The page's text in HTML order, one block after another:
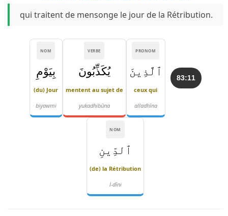
qui traitent de mensonge le jour de la Rétribution.
83:11
PRONOM
ٱلَّذِينَ
ceux qui
alladhīna
VERBE
يُكَذِّبُونَ
mentent au sujet de
yukadhibūna
NOM
بِيَوْمِ
(du) Jour
biyawmi
NOM
ٱلدِّينِ
(de) la Rétribution
l-dīni